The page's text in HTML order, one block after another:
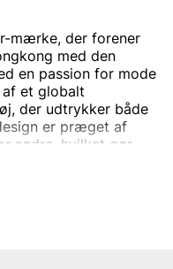
mærke, der forener
med den
en passion for mode
et globalt
der udtrykker både
er præget af
andre, hvilket gør
– det er en livsstil.
Vingåkers Factory